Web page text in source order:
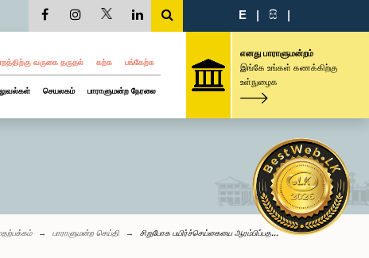
E | සි |
வருகை தருதல் கற்க பங்கேற்க
செயலகம் பாராளுமன்ற நேரலை
எனது பாராளுமன்றம்
இங்கே உங்கள் கணக்கிற்கு
உள்நுழைக
பாராளுமன்ற செய்தி சிறுபோக பயிர்ச்செய்கையை ஆரம்பிப்பத...